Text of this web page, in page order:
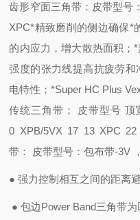
齿形窄面三角带：皮带型号
XPC*精致磨削的侧边确保*
的内应力，增大散热面积；
强度的张力线提高抗疲劳
电特性；*Super HC Plus
传统三角带； 皮带型号 顶
0 XPB/5VX 17 13 XPC
带： 皮带型号：包布带-3V
● 强力控制相互之间的距离
● 包边Power Band三角带为